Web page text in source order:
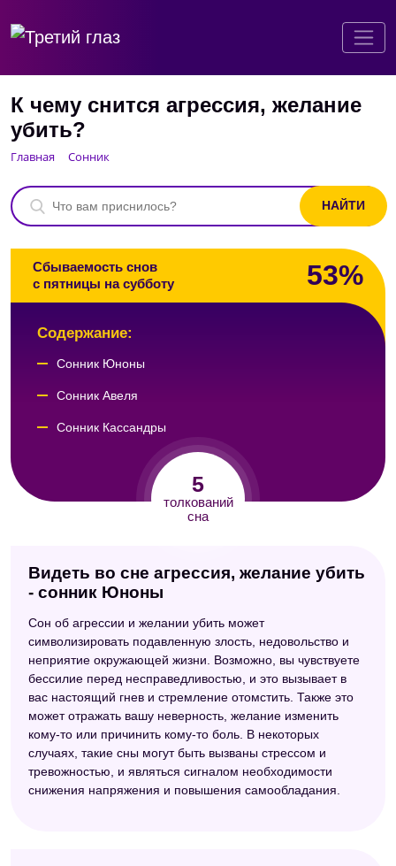
К чему снится агрессия, желание
убить?
Главная Сонник
Сбываемость снов
с пятницы на субботу
53%
5
толкований
сна
Содержание:
Сонник Юноны
Сонник Авеля
Сонник Кассандры
Психоаналитический сонник
Видеть во сне агрессия, желание убить
- сонник Юноны
Сон об агрессии и желании убить может
символизировать подавленную злость, недовольство и
неприятие окружающей жизни. Возможно, вы чувствуете
бессилие перед несправедливостью, и это вызывает в
вас настоящий гнев и стремление отомстить. Также это
может отражать вашу неверность, желание изменить
кому-то или причинить кому-то боль. В некоторых
случаях, такие сны могут быть вызваны стрессом и
тревожностью, и являться сигналом необходимости
снижения напряжения и повышения самообладания.